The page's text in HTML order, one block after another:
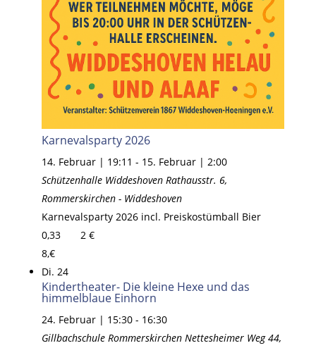
Karnevalsparty 2026
14. Februar | 19:11 - 15. Februar | 2:00
Schützenhalle Widdeshoven Rathausstr. 6,
Rommerskirchen - Widdeshoven
Karnevalsparty 2026 incl. Preiskostümball Bier
0,33 2 €
8,€
Di. 24
Kindertheater- Die kleine Hexe und das
himmelblaue Einhorn
24. Februar | 15:30- 16:30
Gillbachschule Rommerskirchen Nettesheimer Weg 44,